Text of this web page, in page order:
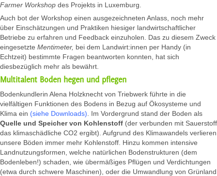
Farmer Workshop des Projekts in Luxemburg.
Auch bot der Workshop einen ausgezeichneten Anlass, noch mehr
über Einschätzungen und Praktiken hiesiger landwirtschaftlicher
Betriebe zu erfahren und Feedback einzuholen. Das zu diesem Zweck
eingesetzte Mentimeter, bei dem Landwirt:innen per Handy (in
Echtzeit) bestimmte Fragen beantworten konnten, hat sich
diesbezüglich mehr als bewährt.
Multitalent Boden hegen und pflegen
Bodenkundlerin Alena Holzknecht von Triebwerk führte in die
vielfältigen Funktionen des Bodens in Bezug auf Ökosysteme und
Klima ein (siehe Downloads) . Im Vordergrund stand der Boden als
Quelle und Speicher von Kohlenstoff (der verbunden mit Sauerstoff
das klimaschädliche CO2 ergibt). Aufgrund des Klimawandels verlieren
unsere Böden immer mehr Kohlenstoff. Hinzu kommen intensive
Landnutzungsformen, welche natürlichen Bodenstrukturen (dem
Bodenleben!) schaden, wie übermäßiges Pflügen und Verdichtungen
(etwa durch schwere Maschinen), oder die Umwandlung von Grünland